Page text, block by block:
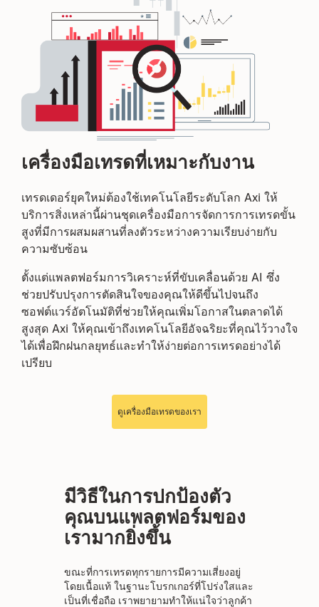
เครื่องมือเทรดที่เหมาะกับงาน
เทรดเดอร์ยุคใหม่ต้องใช้เทคโนโลยีระดับโลก Axi ให้
บริการสิ่งเหล่านี้ผ่านชุดเครื่องมือการจัดการการเทรดขั้น
สูงที่มีการผสมผสานที่ลงตัวระหว่างความเรียบง่ายกับ
ความซับซ้อน
ตั้งแต่แพลตฟอร์มการวิเคราะห์ที่ขับเคลื่อนด้วย AI ซึ่ง
ช่วยปรับปรุงการตัดสินใจของคุณให้ดีขึ้นไปจนถึง
ซอฟต์แวร์อัตโนมัติที่ช่วยให้คุณเพิ่มโอกาสในตลาดได้
สูงสุด Axi ให้คุณเข้าถึงเทคโนโลยีอัจฉริยะที่คุณไว้วางใจ
ได้เพื่อฝึกฝนกลยุทธ์และทำให้ง่ายต่อการเทรดอย่างได้
เปรียบ
ดูเครื่องมือเทรดของเรา
มีวิธีในการปกป้องตัว
คุณบนแพลตฟอร์มของ
เรามากยิ่งขึ้น
ขณะที่การเทรดทุกรายการมีความเสี่ยงอยู่
โดยเนื้อแท้ ในฐานะโบรกเกอร์ที่โปร่งใสและ
เป็นที่เชื่อถือ เราพยายามทำให้แน่ใจว่าลูกค้า